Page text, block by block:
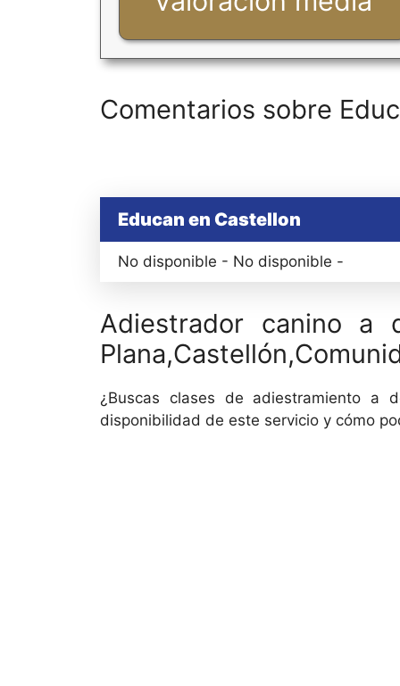
Comentarios sobre
Educan en Castellon
No disponible - No disponible -
Adiestrador canino a
¿Buscas clases de adiestramiento a
disponibilidad de este servicio y cómo